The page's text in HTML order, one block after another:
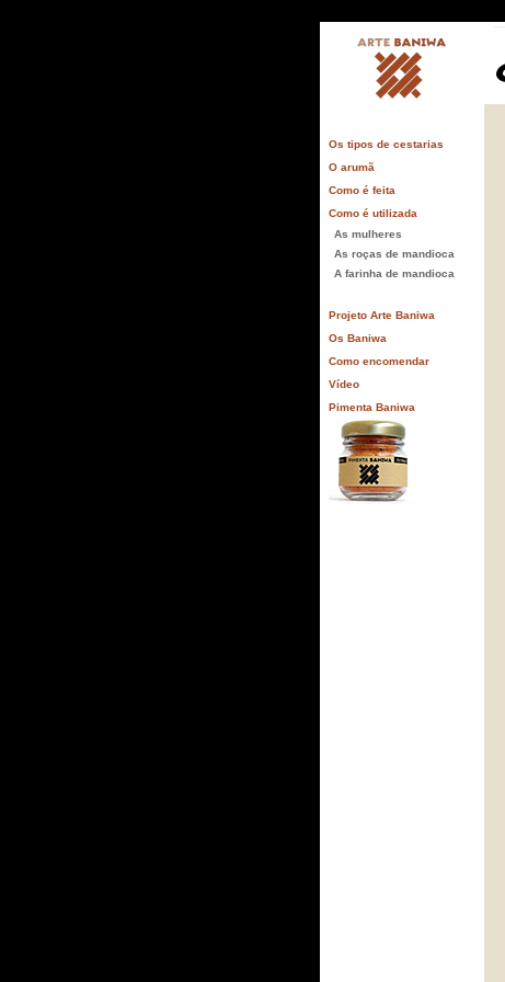
Os tipos de cestarias
O arumã
Como é feita
Como é utilizada
As mulheres
As roças de mandioca
A farinha de mandioca
Projeto Arte Baniwa
Os Baniwa
Como encomendar
Vídeo
Pimenta Baniwa